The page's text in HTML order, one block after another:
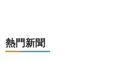
熱門新聞